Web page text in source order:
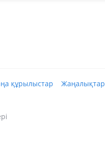
құрылыстар Жаңалықтар